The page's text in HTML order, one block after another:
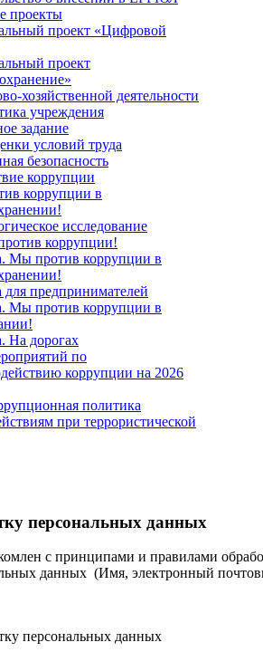
проекты
проект «Цифровой
проект
хозяйственной деятельности
учреждения
задание
условий труда
безопасность
коррупции
коррупции в
исследование
коррупции!
Мы против коррупции в
для предпринимателей
Мы против коррупции в
На дорогах
по
коррупции на 2026
политика
при террористической
персональных данных
с принципами и правилами
данных (Имя, электронный
персональных данных